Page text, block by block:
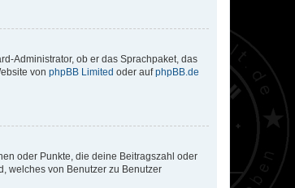
Administrator, ob er das Sprachpaket, das
von phpBB Limited oder aufphpBB.de
oder Punkte, die deine Beitragszahl oder
welches von Benutzer zu Benutzer